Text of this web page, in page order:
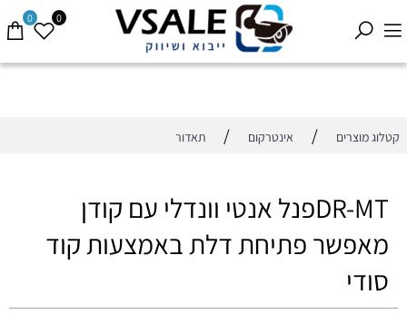
0 0
קטלוג מוצרים / אינטרקום / תאדור
DR-MTפנל אנטי וונדלי עם קודן
מאפשר פתיחת דלת באמצעות קוד
סודי